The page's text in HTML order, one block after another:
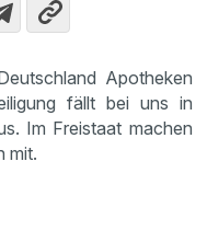
Apotheken
fällt bei uns in
Im Freistaat machen
mit.